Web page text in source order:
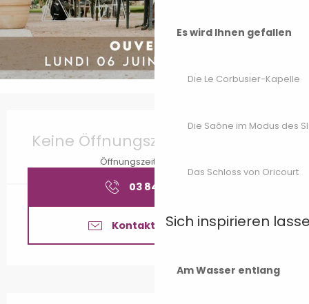
Es wird Ihnen gefallen
Die Le Corbusier-Kapelle
Die Saône im Modus des
Das Schloss von Oricourt
Sich inspirieren
Am Wasser entlang
Öffnungszeiten & Kontaktdaten
Keine Öffnungszeiten hinterlegt
Öffnungszeiten ansehen
03 84 92 38
Kontaktieren Sie uns